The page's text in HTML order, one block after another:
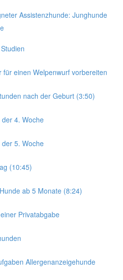
Assistenzhunde: Junghunde
für einen Welpenwurf vorbereiten
nach der Geburt (3:50)
4. Woche
5. Woche
(10:45)
ab 5 Monate (8:24)
Privatabgabe
Allergenanzeigehunde